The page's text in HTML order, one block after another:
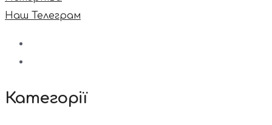
Наш Телеграм
Категорії